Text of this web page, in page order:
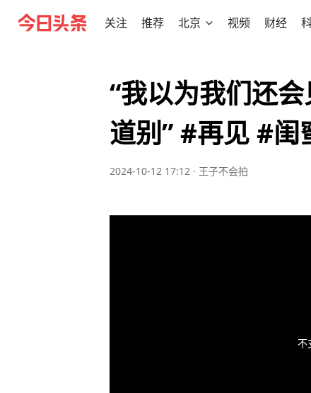
关注 推荐 北京 视频 财经
“我以为我们还
道别” #再见 #闺
2024-10-12 17:12 · 王子不会拍
不